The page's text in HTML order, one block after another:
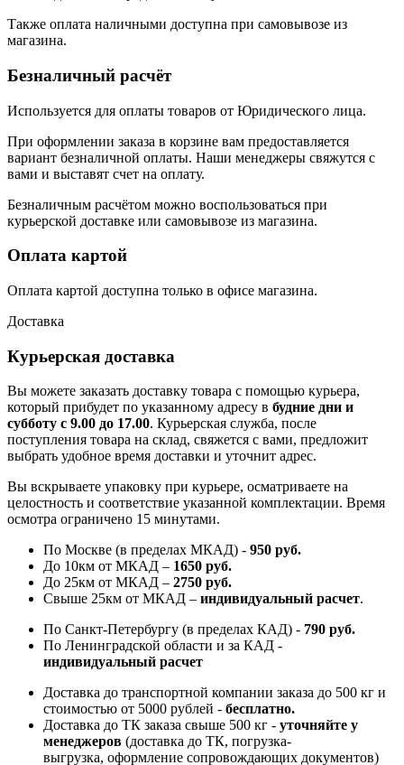
Также оплата наличными доступна при самовывозе из
магазина.
Безналичный расчёт
Используется для оплаты товаров от Юридического лица.
При оформлении заказа в корзине вам предоставляется
вариант безналичной оплаты. Наши менеджеры свяжутся с
вами и выставят счет на оплату.
Безналичным расчётом можно воспользоваться при
курьерской доставке или самовывозе из магазина.
Оплата картой
Оплата картой доступна только в офисе магазина.
Доставка
Курьерская доставка
Вы можете заказать доставку товара с помощью курьера,
который прибудет по указанному адресу в будние дни и
субботу с 9.00 до 17.00. Курьерская служба, после
поступления товара на склад, свяжется с вами, предложит
выбрать удобное время доставки и уточнит адрес.
Вы вскрываете упаковку при курьере, осматриваете на
целостность и соответствие указанной комплектации. Время
осмотра ограничено 15 минутами.
По Москве (в пределах МКАД) - 950 руб.
До 10км от МКАД – 1650 руб.
До 25км от МКАД – 2750 руб.
Свыше 25км от МКАД – индивидуальный расчет.
По Санкт-Петербургу (в пределах КАД) - 790 руб.
По Ленинградской области и за КАД -
индивидуальный расчет
Доставка до транспортной компании заказа до 500 кг и
стоимостью от 5000 рублей - бесплатно.
Доставка до ТК заказа свыше 500 кг - уточняйте у
менеджеров (доставка до ТК, погрузка-
выгрузка, оформление сопровождающих документов)